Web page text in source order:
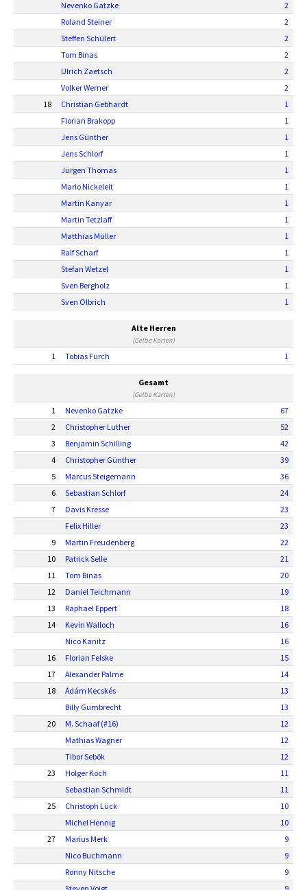
Nevenko Gatzke
2
Roland Steiner
2
Steffen Schülert
2
Tom Binas
2
Ulrich Zaetsch
2
Volker Werner
2
18
Christian Gebhardt
1
Florian Brakopp
1
Jens Günther
1
Jens Schlorf
1
Jürgen Thomas
1
Mario Nickeleit
1
Martin Kanyar
1
Martin Tetzlaff
1
Matthias Müller
1
Ralf Scharf
1
Stefan Wetzel
1
Sven Bergholz
1
Sven Olbrich
1
Alte Herren
(Gelbe Karten)
1 Tobias Furch 1
Gesamt
(Gelbe Karten)
1 Nevenko Gatzke
67
2
Christopher Luther
52
3
Benjamin Schilling
42
4
Christopher Günther
39
5
Marcus Steigemann
36
6
Sebastian Schlorf
24
7
Davis Kresse
23
Felix Hiller
23
9
Martin Freudenberg
22
10
Patrick Selle
21
11
Tom Binas
20
12
Daniel Teichmann
19
13
Raphael Eppert
18
14
Kevin Walloch
16
Nico Kanitz
16
16
Florian Felske
15
17
Alexander Palme
14
18
Ádám Kecskés
13
Billy Gumbrecht
13
20
M. Schaaf (#16)
12
Mathias Wagner
12
Tibor Sebök
12
23
Holger Koch
11
Sebastian Schmidt
11
25
Christoph Lück
10
Michel Hennig
10
27
Marius Merk
9
Nico Buchmann
9
Ronny Nitsche
9